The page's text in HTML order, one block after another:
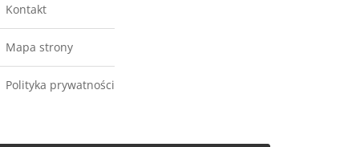
Kontakt
Mapa strony
Polityka prywatności